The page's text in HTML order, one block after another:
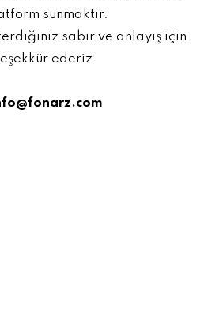
sunmaktır.
sabır ve anlayış için
ederiz.